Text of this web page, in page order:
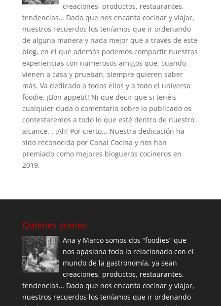
creaciones, productos, restaurantes,
tendencias… Dado que nos encanta cocinar y viajar,
nuestros recuerdos los teníamos que ir ordenando
de alguna manera y nada mejor que a través de este
blog, en el que además podemos compartir nuestras
experiencias con numerosos amigos que, cuando
vienen a casa y prueban, siempre quieren saber
más. Va dedicado a todos ellos y a todo el universo
foodie. ¡Bon appetit! Ni que decir que si tenéis
cualquier duda o comentario sobre lo publicado os
contestaremos a todo lo que esté dentro de nuestro
alcance. . ¡Ah! Por cierto... Nuestra dedicación ha
sido reconocida por Canal Cocina y nos han
premiado como mejores blogueros cocineros en
2019.
Quiénes somos
Ana y Marco somos dos “foodies” que
nos apasiona todo lo relacionado con el
mundo de la gastronomía, ya sean
creaciones, productos, restaurantes,
tendencias… Dado que nos encanta cocinar y viajar,
nuestros recuerdos los teníamos que ir ordenando